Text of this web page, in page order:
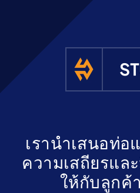
เรานำเสนอท่
ความเสถียรแล
ให้กับลูกค้